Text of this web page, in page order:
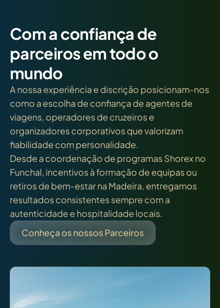
Com a confiança de
parceiros em todo o
mundo
A nossa experiência e discrição posicionam-nos
como a escolha de confiança de agentes de
viagens, operadores de cruzeiros e
organizadores corporativos que valorizam
fiabilidade com personalidade.
Desde a coordenação de programas Shorex no
Funchal, incentivos à formação de equipas ou
retiros de bem-estar na Madeira, entregamos
resultados consistentes sempre com a
autenticidade e hospitalidade locais.
Conheça os nossos Parceiros